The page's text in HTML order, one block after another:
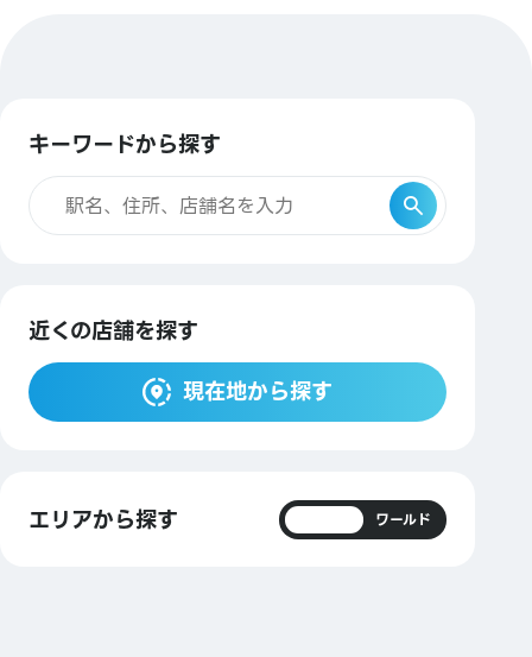
キーワードから探す
近くの店舗を探す
現在地から探す
エリアから探す ワールド